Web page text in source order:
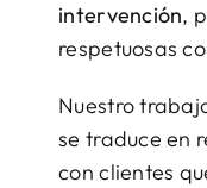
intervención,
respetuosas
Nuestro
se traduce en
con clientes